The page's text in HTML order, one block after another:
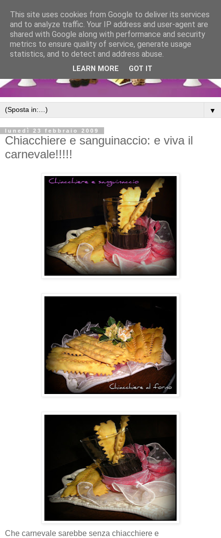
▼
lunedì 23 febbraio 2009
Chiacchiere e sanguinaccio: e viva il
carnevale!!!!!
Che carnevale sarebbe senza chiacchiere e
This site uses cookies from Google to deliver its services
and to analyze traffic. Your IP address and user-agent are
shared with Google along with performance and security
metrics to ensure quality of service, generate usage
statistics, and to detect and address abuse.
LEARN MORE GOT IT